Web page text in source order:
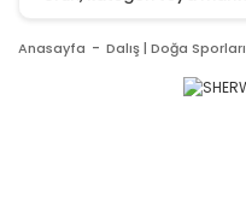
Anasayfa Dalış | Doğa Sporları